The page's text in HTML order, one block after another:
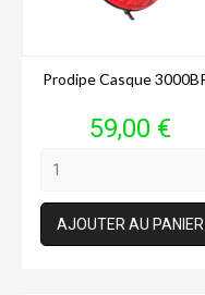
Prodipe Casque
Prix
59,00 €
AJOUTER AU PANIER